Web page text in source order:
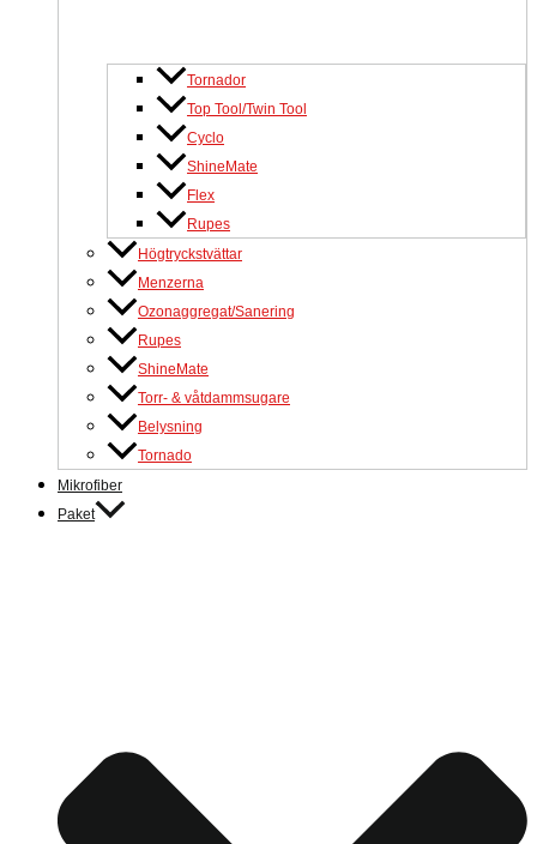
Tornador
Top Tool/Twin Tool
Cyclo
ShineMate
Flex
Rupes
Högtryckstvättar
Menzerna
Ozonaggregat/Sanering
Rupes
ShineMate
Torr- & våtdammsugare
Belysning
Tornado
Mikrofiber
Paket